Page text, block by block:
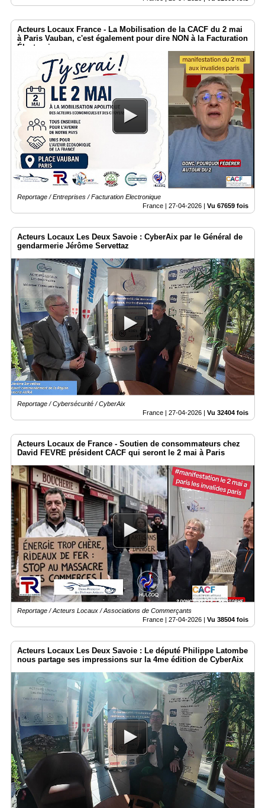
Acteurs Locaux France - La Mobilisation de la CACF du 2 mai
à Paris Vauban, c'est également pour dire NON à la Facturation
Électronique
Reportage / Entreprises / Facturation Electronique
France | 27-04-2026 | Vu 67659 fois
Acteurs Locaux Les Deux Savoie : CyberAix par le Général de
gendarmerie Jérôme Servettaz
Reportage / Cybersécurité / CyberAix
France | 27-04-2026 | Vu 32404 fois
Acteurs Locaux de France - Soutien de consommateurs chez
David FEVRE président CACF qui seront le 2 mai à Paris
Reportage / Acteurs Locaux / Associations de Commerçants
France | 27-04-2026 Vu 38504 fois
Acteurs Locaux Les Deux Savoie : Le député Philippe Latombe
nous partage ses impressions sur la 4me édition de CyberAix